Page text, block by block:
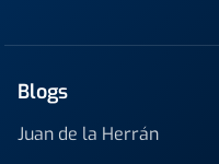
Blogs
Juan de la Herrán